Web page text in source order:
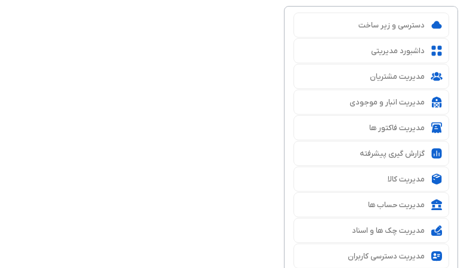
دسترسی و زیر ساخت
داشبورد مدیریتی
مدیریت مشتریان
مدیریت انبار و موجودی
مدیریت فاکتور ها
گزارش ‌گیری پیشرفته
مدیریت کالا
مدیریت حساب ها
مدیریت چک‌ ها و اسناد
مدیریت دسترسی کاربران